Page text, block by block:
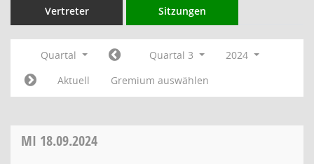
Vertreter Sitzungen
Quartal Quartal 3
2024
Aktuell
Gremium auswählen
MI 18.09.2024